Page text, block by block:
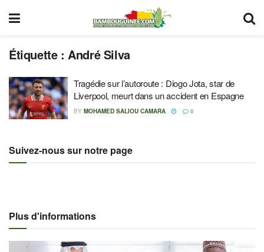
Étiquette :André Silva
Tragédie sur l’autoroute : Diogo Jota, star de
Liverpool, meurt dans un accident en Espagne
BY MOHAMED SALIOU CAMARA 0
Suivez-nous sur notre page
Plus d'informations